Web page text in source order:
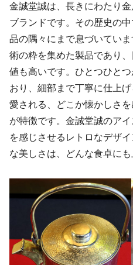
金誠堂誠は、長きにわたり
ブランドです。その歴史の
品の隅々にまで息づいてい
術の粋を集めた製品であり
値も高いです。ひとつひと
おり、細部まで丁寧に仕上
愛される、どこか懐かしさ
が特徴です。金誠堂誠のア
を感じさせるレトロなデザ
な美しさは、どんな食卓に